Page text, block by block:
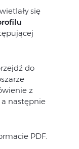
się
do
z
następnie
PDF.